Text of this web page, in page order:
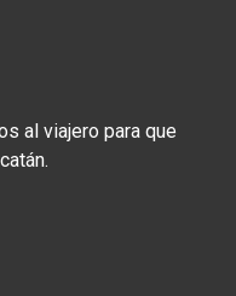
al viajero para que